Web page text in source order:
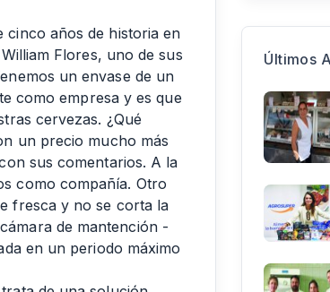
cinco años de historia en
Flores, uno de sus
un envase de un
como empresa y es que
cervezas. ¿Qué
un precio mucho más
sus comentarios. A la
como compañía. Otro
fresca y no se corta la
de mantención -
en un periodo máximo
Últimos